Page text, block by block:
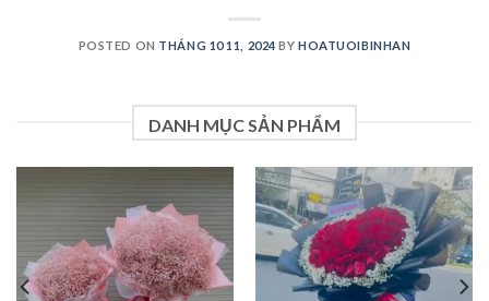
POSTED ON THÁNG 10 11, 2024 BYHOATUOIBINHAN
DANH MỤC SẢN PHẨM